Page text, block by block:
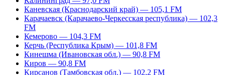
Каневская (Краснодарский край) — 105,1 FM
Карачаевск (Карачаево-Черкесская республика) — 102,3
FM
Кемерово — 104,3 FM
Керчь (Республика Крым) — 101,8 FM
Кинешма (Ивановская обл.) — 90,8 FM
Киров — 90,8 FM
Кирсанов (Тамбовская обл.) — 102,2 FM